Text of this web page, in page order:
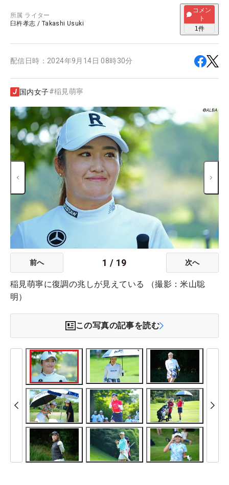
所属 ライター
臼杵孝志 / Takashi Usuki
コメン
ト
1件
配信日時： 2024年9月14日 08時30分
国内女子#稲見萌寧
前へ 1 / 19 次へ
稲見萌寧に復調の兆しが見えている （撮影：米山聡
明）
この写真の記事を読む